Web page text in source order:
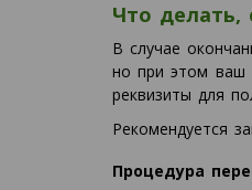
Что делать,
В случае
но при этом ваш
реквизиты для
Рекомендуется
Процедура